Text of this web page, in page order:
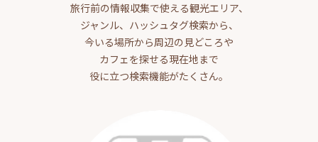
旅行前の情報収集で使える観光エリア、
ジャンル、ハッシュタグ検索から、
今いる場所から周辺の見どころや
カフェを探せる現在地まで
役に立つ検索機能がたくさん。